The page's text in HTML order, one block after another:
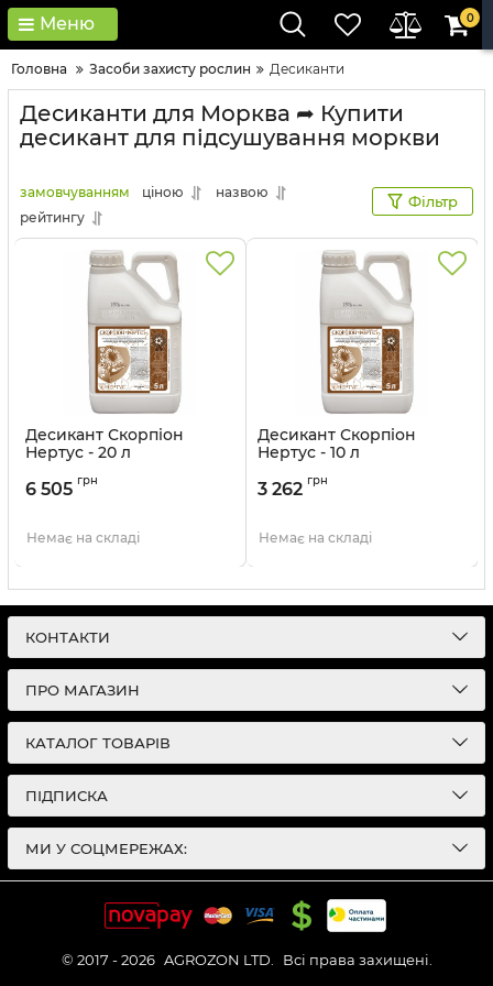
Меню 0
Головна Засоби захисту рослин Десиканти
Десиканти для Морква ➦ Купити
десикант для підсушування моркви
замовчуванням ціною
назвою
рейтингу
Фільтр
Десикант Скорпіон
Нертус - 20 л
6 505 грн
Немає на складі
Десикант Скорпіон
Нертус - 10 л
3 262 грн
Немає на складі
КОНТАКТИ
ПРО МАГАЗИН
КАТАЛОГ ТОВАРІВ
ПІДПИСКА
МИ У СОЦМЕРЕЖАХ:
© 2017 - 2026 AGROZON LTD. Всі права захищені.